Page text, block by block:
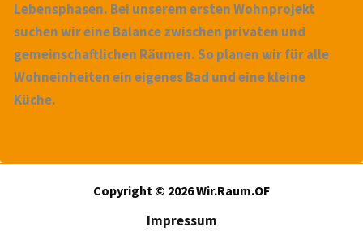
Lebensphasen. Bei unserem ersten Wohnprojekt
suchen wir eine Balance zwischen privaten und
gemeinschaftlichen Räumen. So planen wir für alle
Wohneinheiten ein eigenes Bad und eine kleine
Küche.
Copyright © 2026 Wir.Raum.OF
Impressum